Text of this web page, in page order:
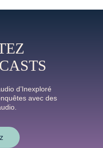
d’Inexploré
avec des